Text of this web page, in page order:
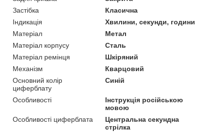
Застібка
Класична
Індикація
Хвилини, секунди, години
Матеріал
Метал
Матеріал корпусу
Сталь
Матеріал ремінця
Шкіряний
Механізм
Кварцовий
Основний колір
циферблату
Синій
Особливості
Інструкція російською
мовою
Особливості циферблата
Центральна секундна
стрілка